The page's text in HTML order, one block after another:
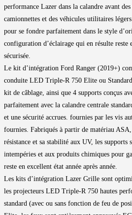
performance Lazer dans la calandre avant
camionnettes et des véhicules utilitaires
pour se fondre parfaitement dans le style
configuration d’éclairage qui en résulte reste
sécurisée.
Le kit d’intégration Ford Ranger (2019+)
conduite LED Triple-R 750 Elite ou
kit de câblage, ainsi que 4 supports conçus
parfaitement avec la calandre centrale
et une sécurité accrues. fournies par les vis
fournies. Fabriqués à partir de matériau
résistance et sa stabilité aux UV, les supports
intempéries et aux produits chimiques pour
reste en excellent état année après année.
Les kits d’intégration Lazer Grille sont
les projecteurs LED Triple-R 750 hautes
standard (avec ou sans fonction de feu de